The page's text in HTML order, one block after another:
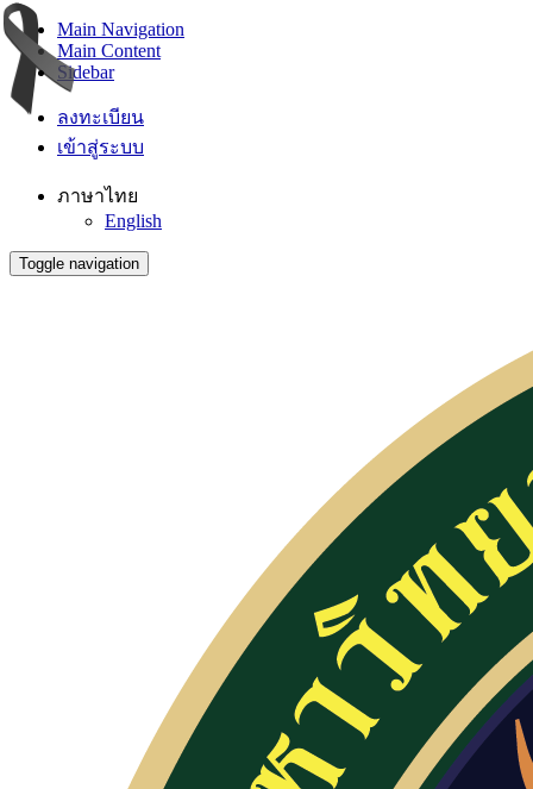
Main Navigation
Main Content
Sidebar
ลงทะเบียน
เข้าสู่ระบบ
ภาษาไทย
English
Toggle navigation